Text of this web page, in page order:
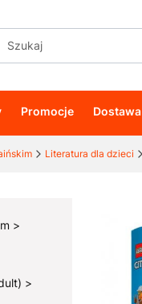
Promocje Dostawa
Literatura dla dzieci